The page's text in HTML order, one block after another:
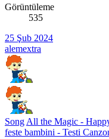
Görüntüleme
535
25 Şub 2024
alemextra
SongAll the Magic -
feste bambini - Testi